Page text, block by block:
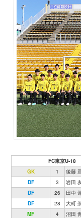
FC東京U-18
GK
1 後藤
DF
3 岩田
DF
26 田中
DF
28 大町
MF
4 沼田